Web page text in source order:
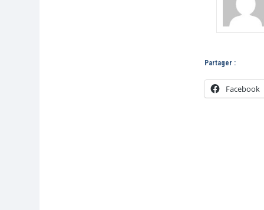
Partager :
Facebook